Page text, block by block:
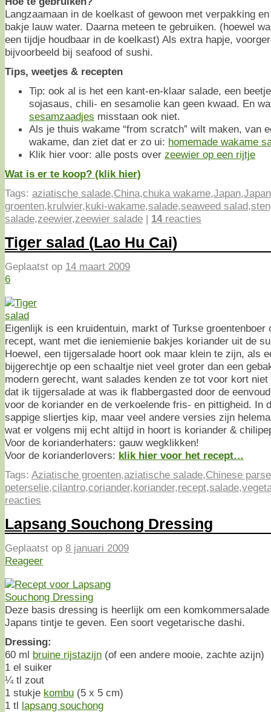
Langzaamaan in de koelkast of gewoon met verpakking
bakje lauw water. Daarna meteen te gebruiken. (hoewel
een tijdje houdbaar in de koelkast) Als extra hapje,
bijvoorbeeld bij seafood of sushi.
Tips, weetjes & recepten
Tip: ook al is het een kant-en-klaar salade, een
sojasaus, chili- en sesamolie kan geen kwaad. En
sesamzaadjes misstaan ook niet.
Als je thuis wakame “from scratch” wilt maken, van
wakame, dan ziet dat er zo ui: homemade wakame
Klik hier voor: alle posts over zeewier op een rijtje
Wat is er te koop? (klik hier)
Tags: aziatische salade,China,chuka wakame,Japan,
groenten,krulwier,kuki-wakame,salade,seaweed salad,
salade,zeewier,zeewier salade | 14reacties
Tiger salad (Lao Hu Cai)
Geplaatst op 14 maart 2009
6
Eigenlijk is een kruidentuin, markt of Turkse groentenboer
recept, want met die ieniemienie bakjes koriander uit de
Hoewel, een tijgersalade hoort ook maar klein te zijn, als
bijgerechtje op een schaaltje niet veel groter dan een
modern gerecht, want salades kenden ze tot voor kort
dat ik tijgersalade at was ik flabbergasted door de
voor de koriander en de verkoelende fris- en pittigheid. In
sappige sliertjes kip, maar veel andere versies zijn
wat er volgens mij echt altijd in hoort is koriander &
Voor de korianderhaters: gauw wegklikken!
Voor de korianderlovers: klik hier voor het recept…
Tags: Aziatische groenten,aziatische salade,Chinese
peterselie,cilantro,coriander,koriander,recept,salade,
reacties
Lapsang Souchong Dressing
Geplaatst op 8 januari 2009
Reageer
Deze basis dressing is heerlijk om een
Japans tintje te geven. Een soort vegetarische dashi.
Dressing:
60 ml bruine rijstazijn (of een andere mooie, zachte azijn)
1 el suiker
¼ tl zout
1 stukje kombu (5 x 5 cm)
1 tl lapsang souchong